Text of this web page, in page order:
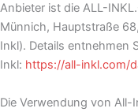
Anbieter ist die ALL-
Münnich, Hauptstraße
Inkl). Details entnehmen
Inkl: https://all-inkl.com/
Die Verwendung von